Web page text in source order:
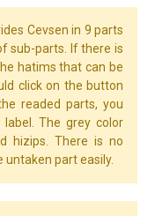
Cevsen in 9 parts
sub-parts. If there is
hatims that can be
click on the button
readed parts, you
The grey color
hizips. There is no
untaken part easily.